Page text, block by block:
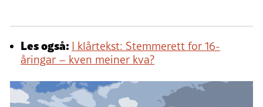
Les også: I klårtekst: Stemmerett for 16-
åringar – kven meiner kva?